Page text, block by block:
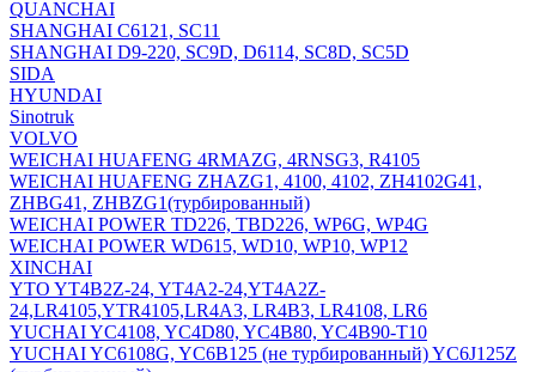
QUANCHAI
SHANGHAI C6121, SC11
SHANGHAI D9-220, SC9D, D6114, SC8D, SC5D
SIDA
HYUNDAI
Sinotruk
VOLVO
WEICHAI HUAFENG 4RMAZG, 4RNSG3, R4105
WEICHAI HUAFENG ZHAZG1, 4100, 4102, ZH4102G41,
ZHBG41, ZHBZG1(турбированный)
WEICHAI POWER TD226, TBD226, WP6G, WP4G
WEICHAI POWER WD615, WD10, WP10, WP12
XINCHAI
YTO YT4B2Z-24, YT4A2-24,YT4A2Z-
24,LR4105,YTR4105,LR4A3, LR4B3, LR4108, LR6
YUCHAI YC4108, YC4D80, YC4B80, YC4B90-T10
YUCHAI YC6108G, YC6B125 (не турбированный) YC6J125Z